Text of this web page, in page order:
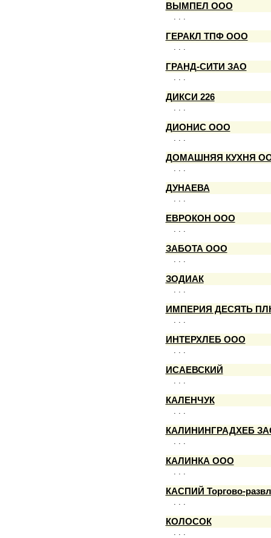
ВЫМПЕЛ ООО
. . .
ГЕРАКЛ ТПФ ООО
. . .
ГРАНД-СИТИ ЗАО
. . .
ДИКСИ 226
. . .
ДИОНИС ООО
. . .
ДОМАШНЯЯ КУХНЯ
. . .
ДУНАЕВА
. . .
ЕВРОКОН ООО
. . .
ЗАБОТА ООО
. . .
ЗОДИАК
. . .
ИМПЕРИЯ ДЕСЯТЬ
. . .
ИНТЕРХЛЕБ ООО
. . .
ИСАЕВСКИЙ
. . .
КАЛЕНЧУК
. . .
КАЛИНИНГРАДХЕБ
. . .
КАЛИНКА ООО
. . .
КАСПИЙ Торгово-
. . .
КОЛОСОК
. . .